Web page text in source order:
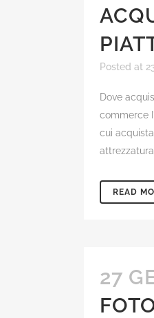
Posted at
Dove
commerce
cui
READ
27